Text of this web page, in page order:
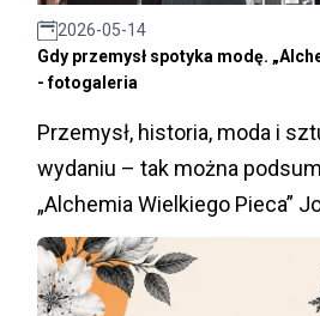
2026-05-14
Gdy przemysł spotyka modę.
- fotogaleria
Przemysł, historia, moda i
wydaniu – tak można
„Alchemia Wielkiego Pieca”